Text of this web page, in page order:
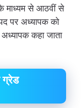
के माध्यम से आठवीं से
पर अध्यापक को
कहा जाता
ग्रेड